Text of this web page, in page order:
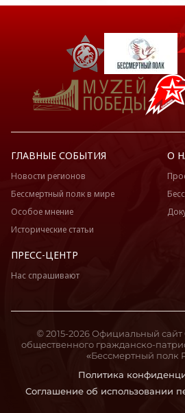
ГЛАВНЫЕ СОБЫТИЯ
Новости регионов
Бессмертный полк в мире
Особое мнение
Исторические статьи
О
ПРЕСС-ЦЕНТР
Нас спрашивают
Политика
Соглашение об использовании
© 2015-2026 Официальный
общественного гражданско-
«Бессмертный полк